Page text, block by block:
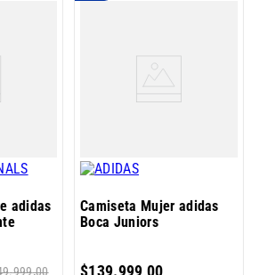
adidas
Camiseta Mujer adidas
Boca Juniors